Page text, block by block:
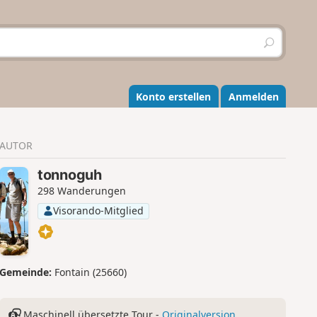
S
u
h
e
n
Konto erstellen Anmelden
AUTOR
tonnoguh
298 Wanderungen
Visorando-Mitglied
Gemeinde: Fontain (25660)
Maschinell übersetzte Tour - Originalversion